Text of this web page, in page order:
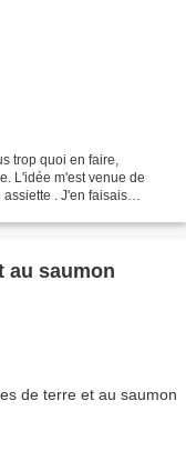
trop quoi en faire,
L'idée m'est venue de
. J'en faisais
au saumon